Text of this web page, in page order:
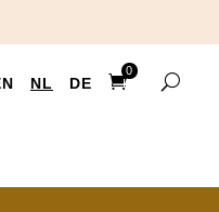
NL DE
0
Ite